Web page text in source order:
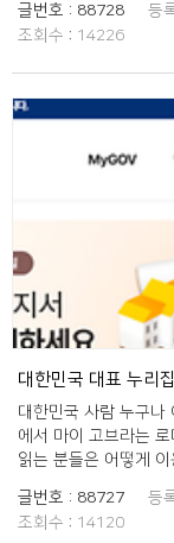
바꾸는 것을 쉽게 하
'땅모리'라는 말에서 '
다른 발음으로 지금은
는 이'를 별칭처럼 쓰
화가 만들어지면 언
글번호 : 88728 등
조회수 : 14226
대한민국 대표 누리
대한민국 사람 누구나
에서 마이 고브라는
읽는 분들은 어떻게
공무원들은 영어 못
다나 "국어기본법 14
글번호 : 88727 등
조회수 : 14120